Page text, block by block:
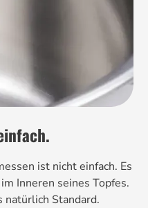
ist nicht einfach. Es
Inneren seines Topfes.
natürlich Standard.